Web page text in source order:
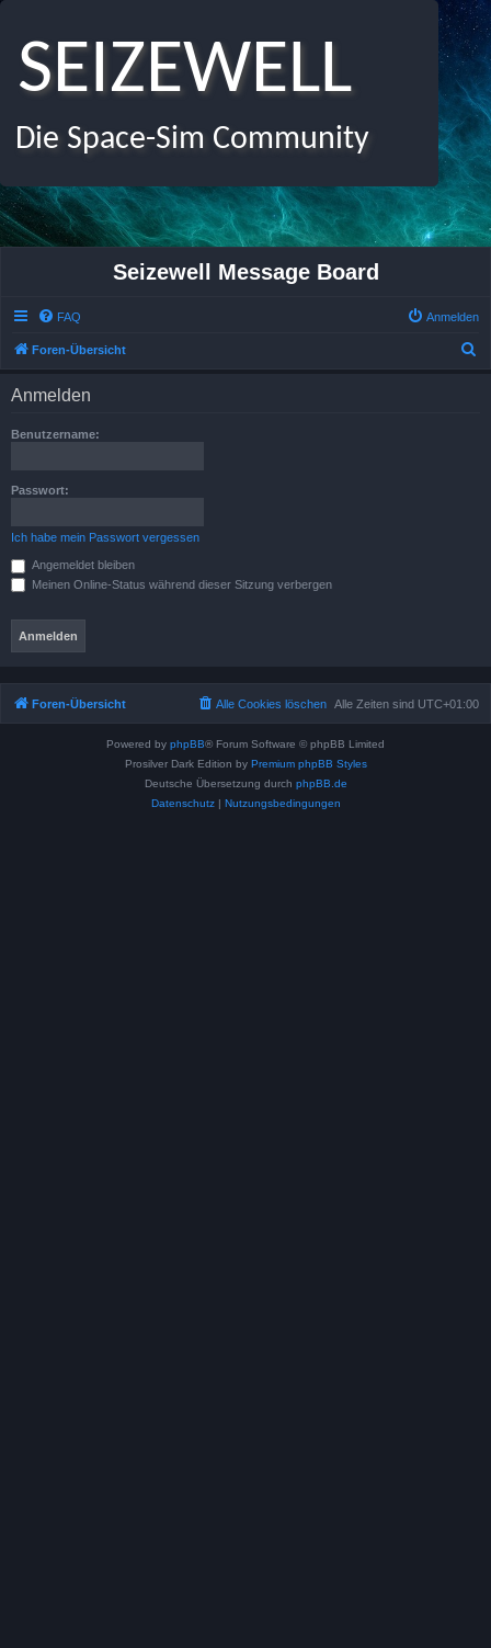
SEIZEWELL
Die Space-Sim Community
Seizewell Message Board
FAQ Anmelden
Foren-Übersicht
Anmelden
Benutzername:
Passwort:
Ich habe mein Passwort vergessen
Angemeldet bleiben
Meinen Online-Status während dieser Sitzung verbergen
Foren-Übersicht Alle Zeiten sind UTC+01:00
Alle Cookies löschen
Powered by phpBB® Forum Software © phpBB Limited
Prosilver Dark Edition by Premium phpBB Styles
Deutsche Übersetzung durch phpBB.de
Datenschutz| Nutzungsbedingungen